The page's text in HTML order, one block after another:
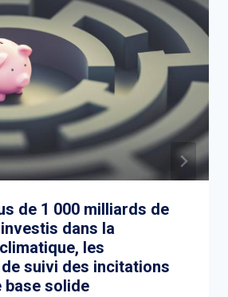
de 1 000 milliards de
dans la
les
suivi des incitations
base solide